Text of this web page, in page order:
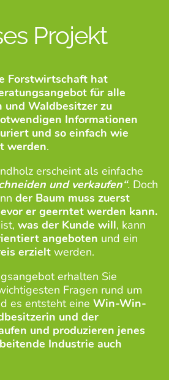
Projekt
Forstwirtschaft hat
für alle
Waldbesitzer zu
Informationen
und so einfach wie
werden.
erscheint als einfache
und verkaufen“. Doch
der Baum muss zuerst
er geerntet werden kann.
was der Kunde will, kann
angeboten und ein
erzielt werden.
erhalten Sie
Fragen rund um
es entsteht eine Win-Win-
und der
und produzieren jenes
Industrie auch